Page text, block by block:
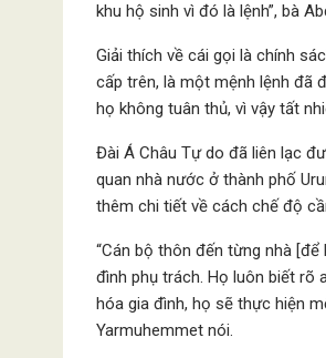
khu hộ sinh vì đó là lệnh”, bà
Giải thích về cái gọi là chính
cấp trên, là một mệnh lệnh đã
họ không tuân thủ, vì vậy tất
Đài Á Châu Tự do đã liên lạc
quan nhà nước ở thành phố
thêm chi tiết về cách chế độ
“Cán bộ thôn đến từng nhà
đình phụ trách. Họ luôn biết rõ
hóa gia đình, họ sẽ thực hiện
Yarmuhemmet nói.